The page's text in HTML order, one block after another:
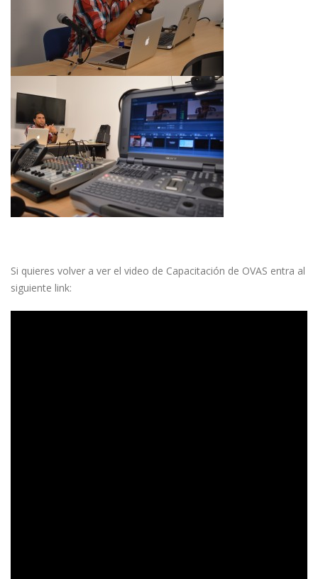
Si quieres volver a ver el video de Capacitación de OVAS entra al
siguiente link: